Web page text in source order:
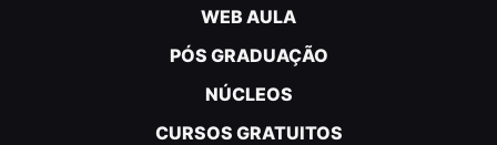
WEB AULA
PÓS GRADUAÇÃO
NÚCLEOS
CURSOS GRATUITOS